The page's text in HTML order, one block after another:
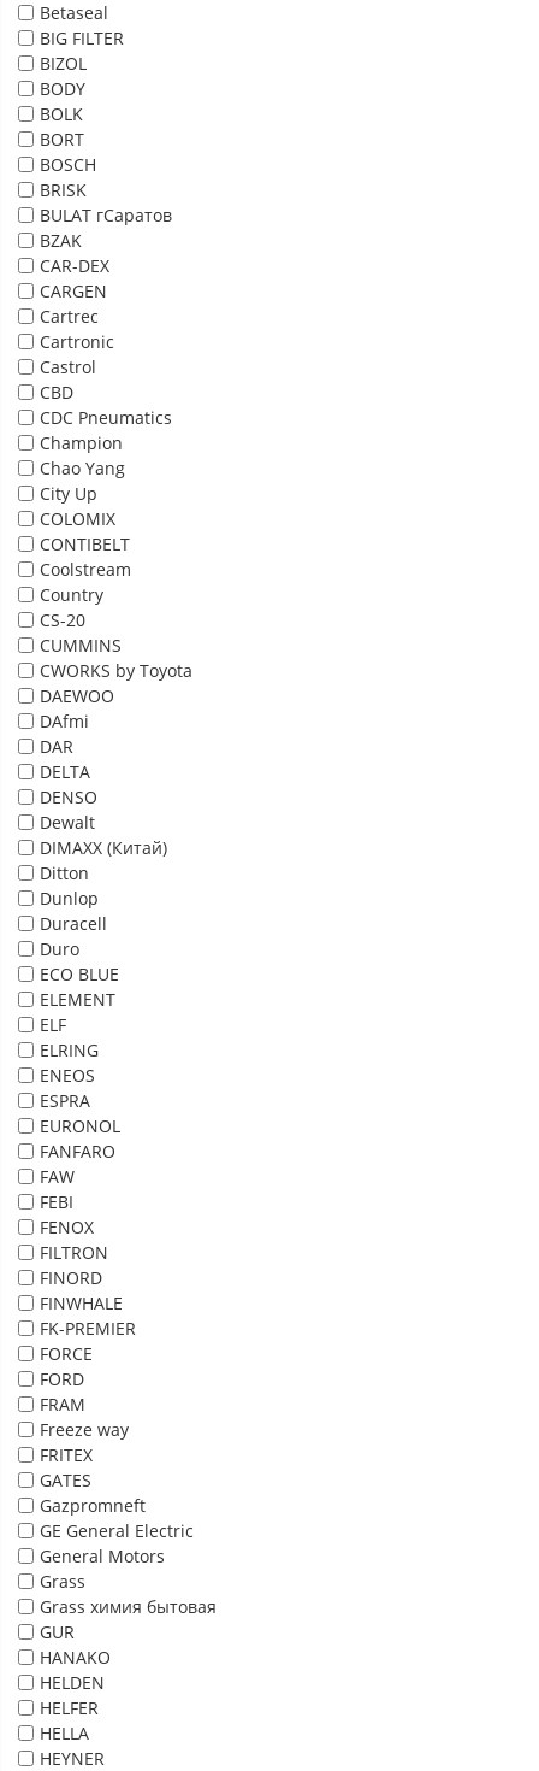
Betaseal
BIG FILTER
BIZOL
BODY
BOLK
BORT
BOSCH
BRISK
BULAT гСаратов
BZAK
CAR-DEX
CARGEN
Cartrec
Cartronic
Castrol
CBD
CDC Pneumatics
Champion
Chao Yang
City Up
COLOMIX
CONTIBELT
Coolstream
Country
CS-20
CUMMINS
CWORKS by Toyota
DAEWOO
DAfmi
DAR
DELTA
DENSO
Dewalt
DIMAXX (Китай)
Ditton
Dunlop
Duracell
Duro
ECO BLUE
ELEMENT
ELF
ELRING
ENEOS
ESPRA
EURONOL
FANFARO
FAW
FEBI
FENOX
FILTRON
FINORD
FINWHALE
FK-PREMIER
FORCE
FORD
FRAM
Freeze way
FRITEX
GATES
Gazpromneft
GE General Electric
General Motors
Grass
Grass химия бытовая
GUR
HANAKO
HELDEN
HELFER
HELLA
HEYNER